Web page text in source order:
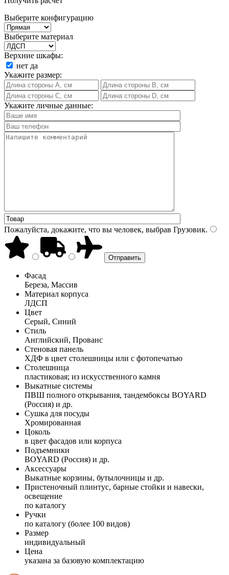
Выберите конфигурацию
Выберите материал
Верхние шкафы:
нет да
Укажите размер:
Укажите личные данные:
Пожалуйста, докажите, что вы человек, выбрав Грузовик.
Фасад
Береза, Массив
Материал корпуса
ЛДСП
Цвет
Серый, Синий
Стиль
Английский, Прованс
Стеновая панель
ХДФ в цвет столешницы или с фотопечатью
Столешница
пластиковая; из искусственного камня
Выкатные системы
ПВШ полного открывания, тандембоксы BOYARD
(Россия) и др.
Сушка для посуды
Хромированная
Цоколь
в цвет фасадов или корпуса
Подъемники
BOYARD (Россия) и др.
Аксессуары
Выкатные корзины, бутылочницы и др.
Пристеночный плинтус, барные стойки и навески,
освещение
по каталогу
Ручки
по каталогу (более 100 видов)
Размер
индивидуальный
Цена
указана за базовую комплектацию